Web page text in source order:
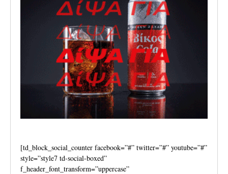
[td_block_social_counter facebook=”#” twitter=”#” youtube=”#”
style=”style7 td-social-boxed”
f_header_font_transform=”uppercase”